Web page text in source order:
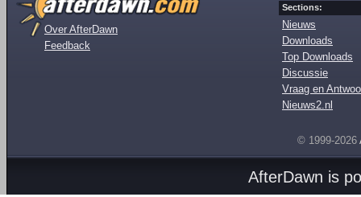
Over AfterDawn
Feedback
Sections:
Nieuws
Downloads
Top Downloads
Discussie
Vraag en
Nieuws2.nl
© 1999-2026
AfterDawn is